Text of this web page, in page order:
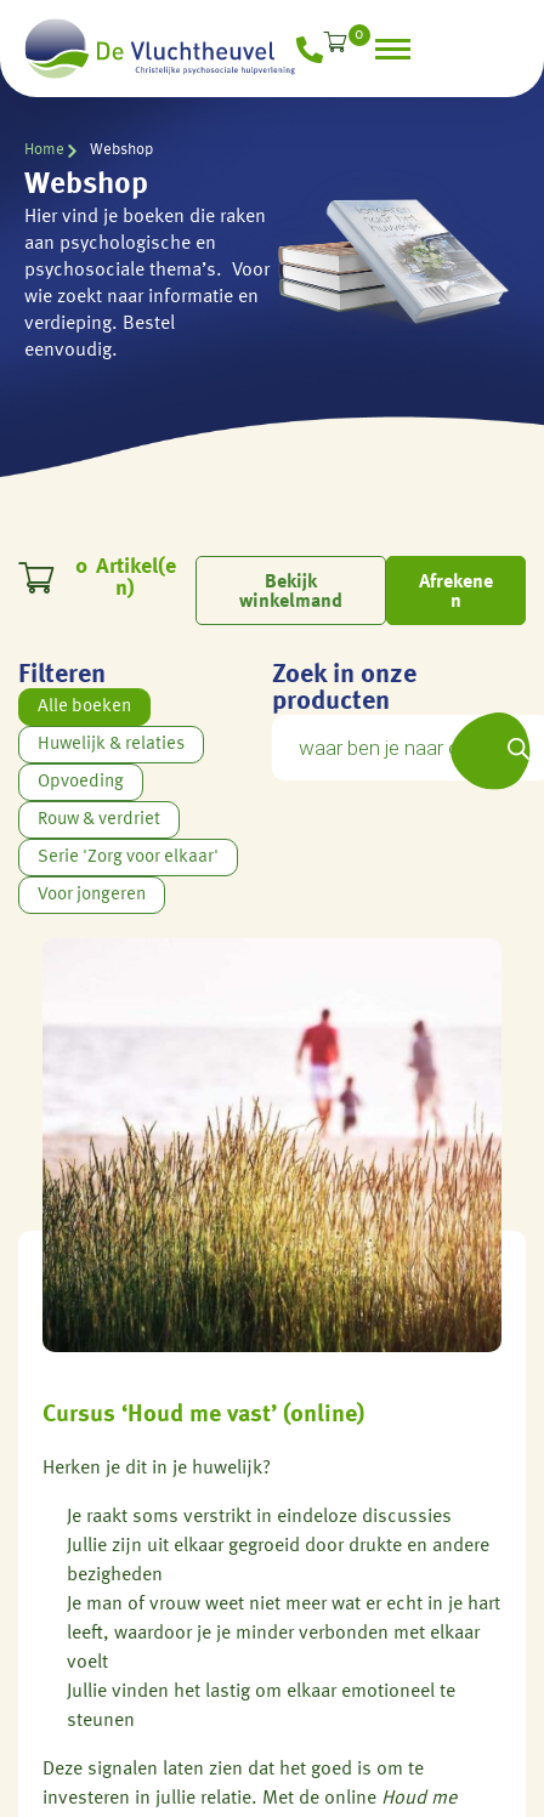
0
Home Webshop
Webshop
Hier vind je boeken die raken
aan psychologische en
psychosociale thema’s. Voor
wie zoekt naar informatie en
verdieping. Bestel
eenvoudig.
0
Bekijk
winkelmand
Afrekene
n
Filteren
Huwelijk & relaties
Opvoeding
Rouw & verdriet
Serie 'Zorg voor elkaar'
Voor jongeren
Alle boeken
Zoek in onze
producten
Cursus ‘Houd me vast’ (online)
Herken je dit in je huwelijk?
Je raakt soms verstrikt in eindeloze discussies
Jullie zijn uit elkaar gegroeid door drukte en andere
bezigheden
Je man of vrouw weet niet meer wat er echt in je hart
leeft, waardoor je je minder verbonden met elkaar
voelt
Jullie vinden het lastig om elkaar emotioneel te
steunen
Deze signalen laten zien dat het goed is om te
investeren in jullie relatie. Met de online Houd me